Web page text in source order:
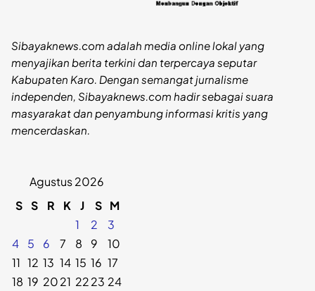
Sibayaknews.com adalah media online lokal yang
menyajikan berita terkini dan terpercaya seputar
Kabupaten Karo. Dengan semangat jurnalisme
independen, Sibayaknews.com hadir sebagai suara
masyarakat dan penyambung informasi kritis yang
mencerdaskan.
Agustus 2026
S S R K J S M
1
2
3
4
5 6 7 8 9
10
11 12 13 14 15 16 17
18 19 2021 2223 24